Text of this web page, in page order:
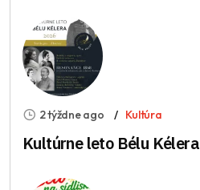
2 týždne ago Kultúra
Kultúrne leto Bélu Kélera